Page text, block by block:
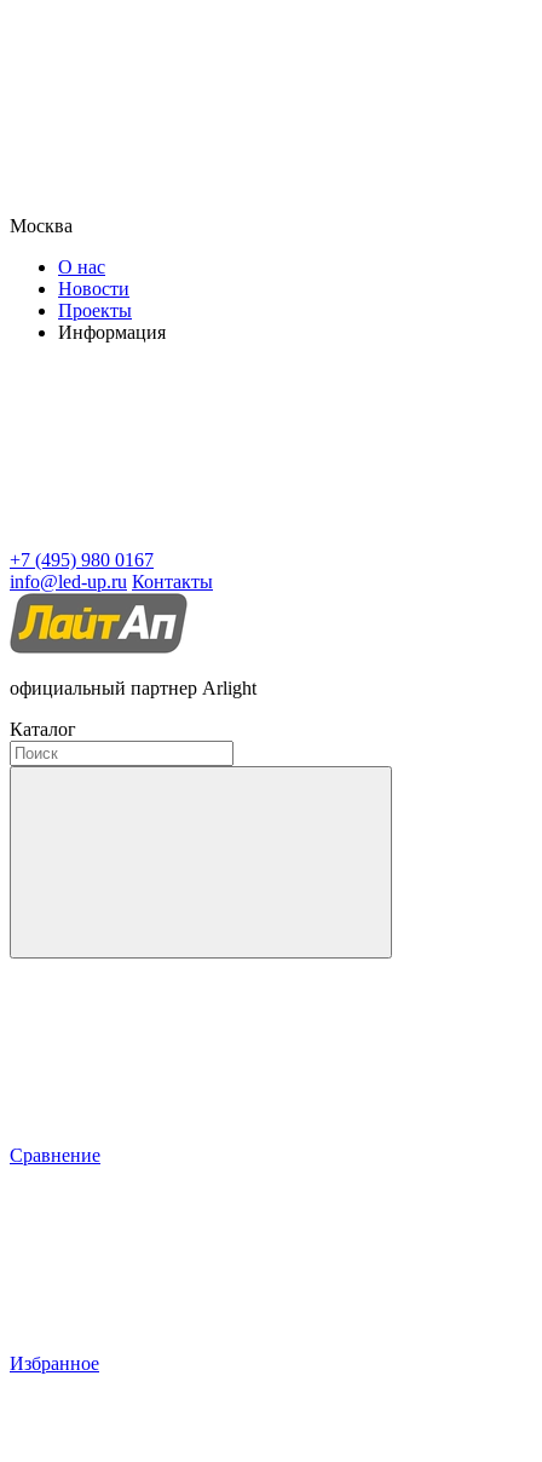
Москва
О нас
Новости
Проекты
Информация
+7 (495) 980 0167
info@led-up.ru Контакты
официальный партнер Arlight
Каталог
Сравнение
Избранное